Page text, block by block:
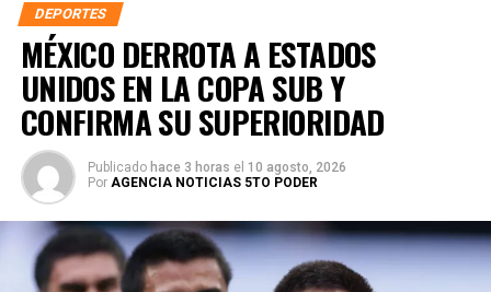
DEPORTES
MÉXICO DERROTA A ESTADOS
UNIDOS EN LA COPA SUB Y
CONFIRMA SU SUPERIORIDAD
Publicado hace 3 horas el 10 agosto, 2026
Por AGENCIA NOTICIAS 5TO PODER